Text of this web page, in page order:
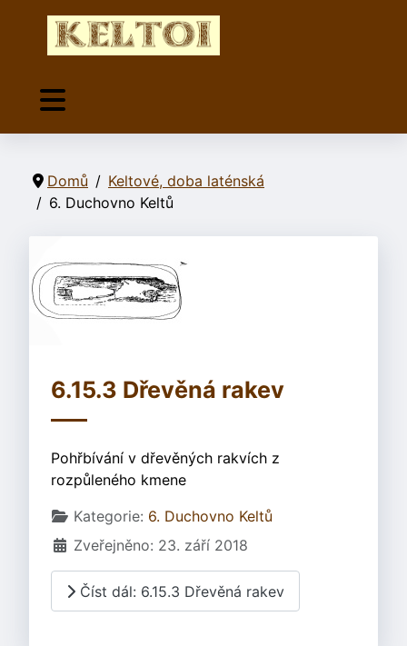
Domů
Keltové, doba laténská
6. Duchovno Keltů
6.15.3 Dřevěná rakev
Pohřbívání v dřevěných rakvích z
rozpůleného kmene
Základní údaje
Kategorie: 6. Duchovno Keltů
Zveřejněno: 23. září 2018
Číst dál: 6.15.3 Dřevěná rakev